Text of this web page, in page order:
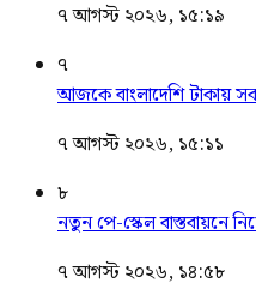
৭ আগস্ট ২০২৬, ১৫:১৯
৭
আজকে বাংলাদেশি টাকায়
৭ আগস্ট ২০২৬, ১৫:১১
৮
নতুন পে-স্কেল বাস্তবায়নে
৭ আগস্ট ২০২৬, ১৪:৫৮